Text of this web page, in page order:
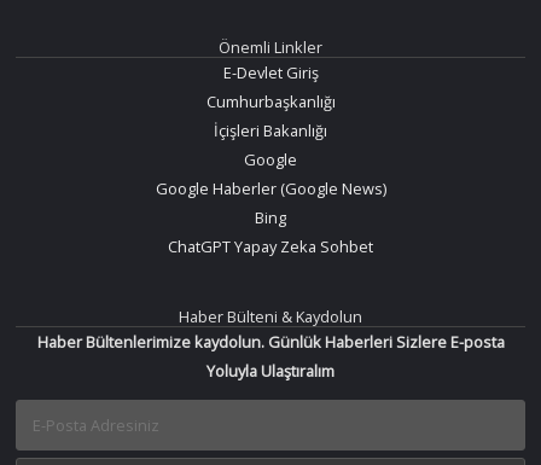
Önemli Linkler
E-Devlet Giriş
Cumhurbaşkanlığı
İçişleri Bakanlığı
Google
Google Haberler (Google News)
Bing
ChatGPT Yapay Zeka Sohbet
Haber Bülteni & Kaydolun
Haber Bültenlerimize kaydolun. Günlük Haberleri Sizlere E-posta
Yoluyla Ulaştıralım